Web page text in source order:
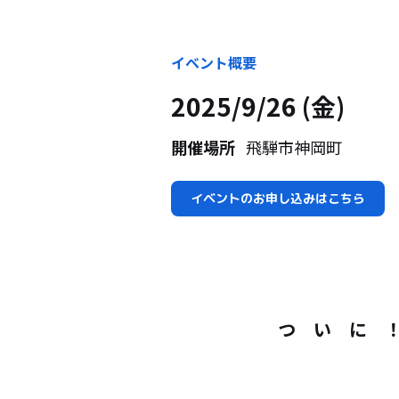
イベント概要
2025/9/26 (金)
開催場所 飛騨市神岡町
イベントのお申し込みはこちら
つ い に